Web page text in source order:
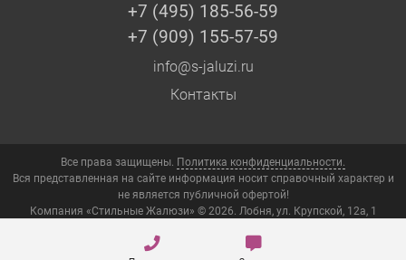
+7 (495) 185-56-59
+7 (909) 155-57-59
info@s-jaluzi.ru
Контакты
Все права защищены. Политика конфиденциальности.
Вся представленная на сайте информация носит справочный характер и
не является публичной офертой!
Компания «Стильные Жалюзи» © 2026. Лобня, ул. Крупской, 12а, 1